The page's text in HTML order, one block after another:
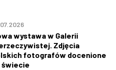
wystawa w Galerii
Zdjęcia
fotografów docenione
świecie